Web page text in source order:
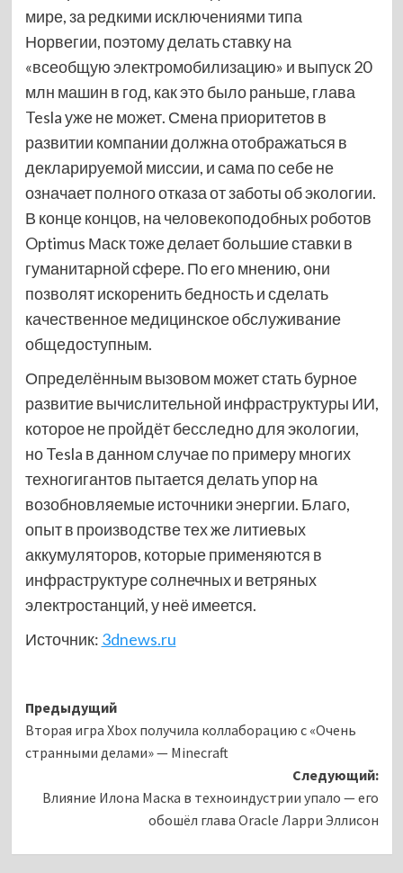
мире, за редкими исключениями типа
Норвегии, поэтому делать ставку на
«всеобщую электромобилизацию» и выпуск 20
млн машин в год, как это было раньше, глава
Tesla уже не может. Смена приоритетов в
развитии компании должна отображаться в
декларируемой миссии, и сама по себе не
означает полного отказа от заботы об экологии.
В конце концов, на человекоподобных роботов
Optimus Маск тоже делает большие ставки в
гуманитарной сфере. По его мнению, они
позволят искоренить бедность и сделать
качественное медицинское обслуживание
общедоступным.
Определённым вызовом может стать бурное
развитие вычислительной инфраструктуры ИИ,
которое не пройдёт бесследно для экологии,
но Tesla в данном случае по примеру многих
техногигантов пытается делать упор на
возобновляемые источники энергии. Благо,
опыт в производстве тех же литиевых
аккумуляторов, которые применяются в
инфраструктуре солнечных и ветряных
электростанций, у неё имеется.
Источник: 3dnews.ru
Навигация
записи
Предыдущий
Вторая игра Xbox получила коллаборацию с «Очень
странными делами» — Minecraft
Следующий:
Влияние Илона Маска в техноиндустрии упало — его
обошёл глава Oracle Ларри Эллисон